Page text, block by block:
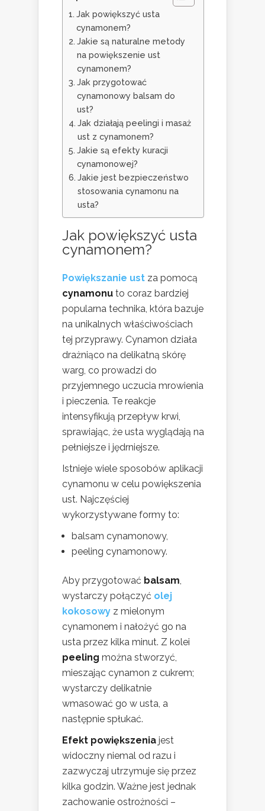
Jak powiększyć usta
cynamonem?
Jakie są naturalne metody
na powiększenie ust
cynamonem?
Jak przygotować
cynamonowy balsam do
ust?
Jak działają peelingi i masaż
ust z cynamonem?
Jakie są efekty kuracji
cynamonowej?
Jakie jest bezpieczeństwo
stosowania cynamonu na
usta?
Jak powiększyć usta
cynamonem?
Powiększanie ust za pomocą
cynamonu to coraz bardziej
popularna technika, która bazuje
na unikalnych właściwościach
tej przyprawy. Cynamon działa
drażniąco na delikatną skórę
warg, co prowadzi do
przyjemnego uczucia mrowienia
i pieczenia. Te reakcje
intensyfikują przepływ krwi,
sprawiając, że usta wyglądają na
pełniejsze i jędrniejsze.
Istnieje wiele sposobów aplikacji
cynamonu w celu powiększenia
ust. Najczęściej
wykorzystywane formy to:
balsam cynamonowy,
peeling cynamonowy.
Aby przygotować balsam,
wystarczy połączyć olej
kokosowy z mielonym
cynamonem i nałożyć go na
usta przez kilka minut. Z kolei
peeling można stworzyć,
mieszając cynamon z cukrem;
wystarczy delikatnie
wmasować go w usta, a
następnie spłukać.
Efekt powiększenia jest
widoczny niemal od razu i
zazwyczaj utrzymuje się przez
kilka godzin. Ważne jest jednak
zachowanie ostrożności –